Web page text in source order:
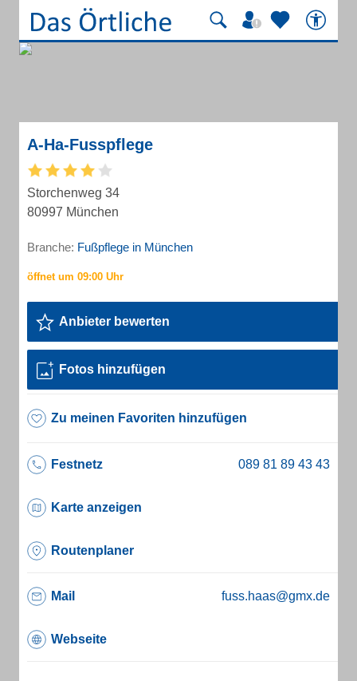
A-Ha-Fusspflege
Storchenweg 34
80997 München
Branche: Fußpflege in München
Anbieter bewerten
Fotos hinzufügen
Zu meinen Favoriten hinzufügen
Festnetz
Karte anzeigen
Routenplaner
Mail fuss.haas@gmx.de
Webseite